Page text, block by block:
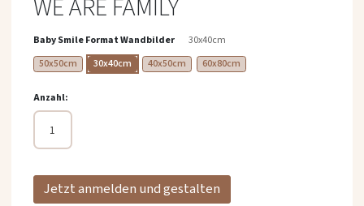
Bildergalerie
WE ARE FAMILY
Baby Smile Format Wandbilder
30x40cm
50x50cm
30x40cm 40x50cm 60x80cm
Anzahl
Jetzt anmelden und gestalten